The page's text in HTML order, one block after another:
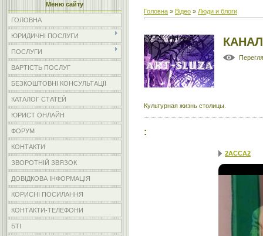
Меню сайту
ГОЛОВНА
ЮРИДИЧНІ ПОСЛУГИ
ПОСЛУГИ
ВАРТІСТЬ ПОСЛУГ
БЕЗКОШТОВНІ КОНСУЛЬТАЦІЇ
КАТАЛОГ СТАТЕЙ
ЮРИСТ ОНЛАЙН
ФОРУМ
КОНТАКТИ
ЗВОРОТНІЙ ЗВЯЗОК
ДОВІДКОВА ІНФОРМАЦІЯ
КОРИСНІ ПОСИЛАННЯ
КОНТАКТИ-ТЕЛЕФОНИ
БТІ
Головна » Відео » Люди и блоги
Культурная жизнь столицы.
:
2АССА2